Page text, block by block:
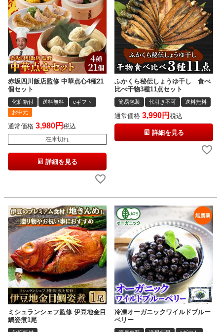
赤坂四川飯店監修 中華点心4種21
個セット
化粧箱付 送料無料
eギフト
お中元
通常価格 3,980 税込
在庫切れ
詳細を見る
ふかくら秘伝しょうゆ干し 食べ
比べ干物3種11点セット
簡易包装 代引き不可 送料無料
通常価格 3,990 税込
詳細を見る
ミシュランシェフ監修 伊豆地金目
鯛姿煮1尾
冷凍オーガニックワイルドブルー
ベリー